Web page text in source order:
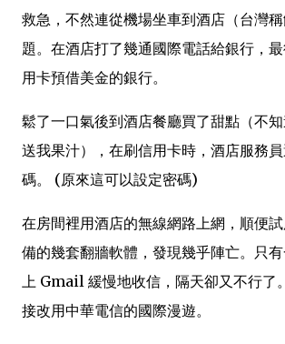
救急，不然連從機場坐車到酒店（台灣
題。在酒店打了幾通國際電話給銀行，
用卡預借美金的銀行。
鬆了一口氣後到酒店餐廳買了甜點（不
送我果汁），在刷信用卡時，酒店服務
碼。 (原來這可以設定密碼)
在房間裡用酒店的無線網路上網，順便
備的幾套翻牆軟體，發現幾乎陣亡。只
上 Gmail 緩慢地收信，隔天卻又不行了
接改用中華電信的國際漫遊。